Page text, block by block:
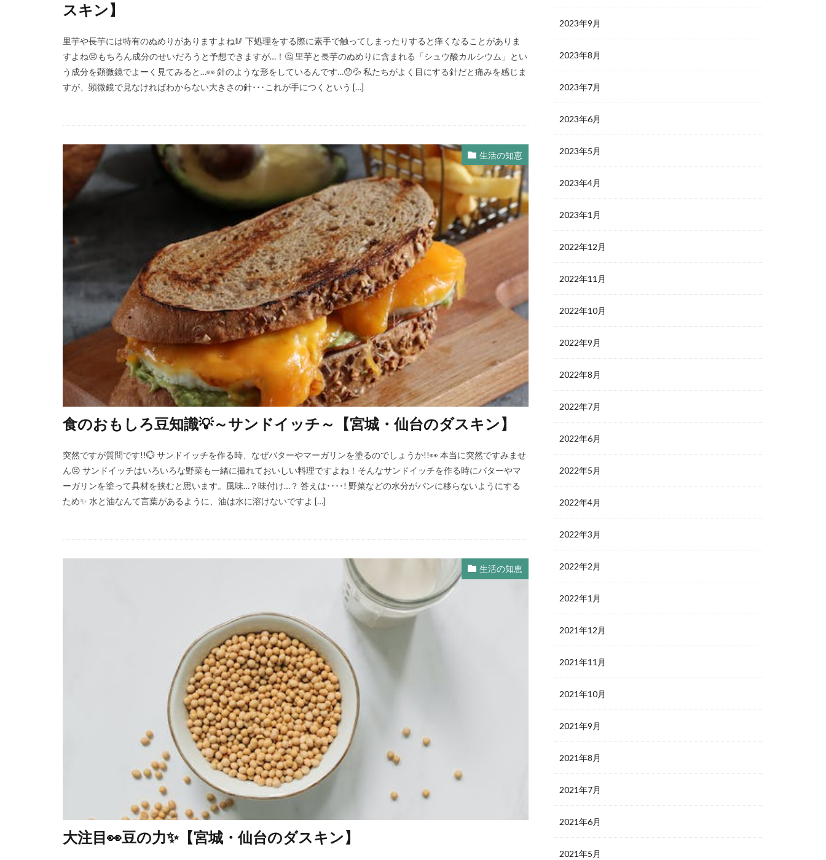
スキン】
里芋や長芋には特有のぬめりがありますよね🥢 下処理をする際に素手で触ってしまったりすると痒くなることがありま
すよね😣もちろん成分のせいだろうと予想できますが…！🤔 里芋と長芋のぬめりに含まれる「シュウ酸カルシウム」とい
う成分を顕微鏡でよーく見てみると…👀 針のような形をしているんです…😯💦 私たちがよく目にする針だと痛みを感じま
すが、顕微鏡で見なければわからない大きさの針･･･これが手につくという […]
生活の知恵
食のおもしろ豆知識💡～サンドイッチ～【宮城・仙台のダスキン】
突然ですが質問です!!💮 サンドイッチを作る時、なぜバターやマーガリンを塗るのでしょうか!!👀 本当に突然ですみませ
ん😣 サンドイッチはいろいろな野菜も一緒に撮れておいしい料理ですよね！そんなサンドイッチを作る時にバターやマ
ーガリンを塗って具材を挟むと思います。風味…？味付け…？ 答えは････! 野菜などの水分がパンに移らないようにする
ため✨ 水と油なんて言葉があるように、油は水に溶けないですよ […]
生活の知恵
大注目👀豆の力✨【宮城・仙台のダスキン】
2023年9月
2023年8月
2023年7月
2023年6月
2023年5月
2023年4月
2023年1月
2022年12月
2022年11月
2022年10月
2022年9月
2022年8月
2022年7月
2022年6月
2022年5月
2022年4月
2022年3月
2022年2月
2022年1月
2021年12月
2021年11月
2021年10月
2021年9月
2021年8月
2021年7月
2021年6月
2021年5月